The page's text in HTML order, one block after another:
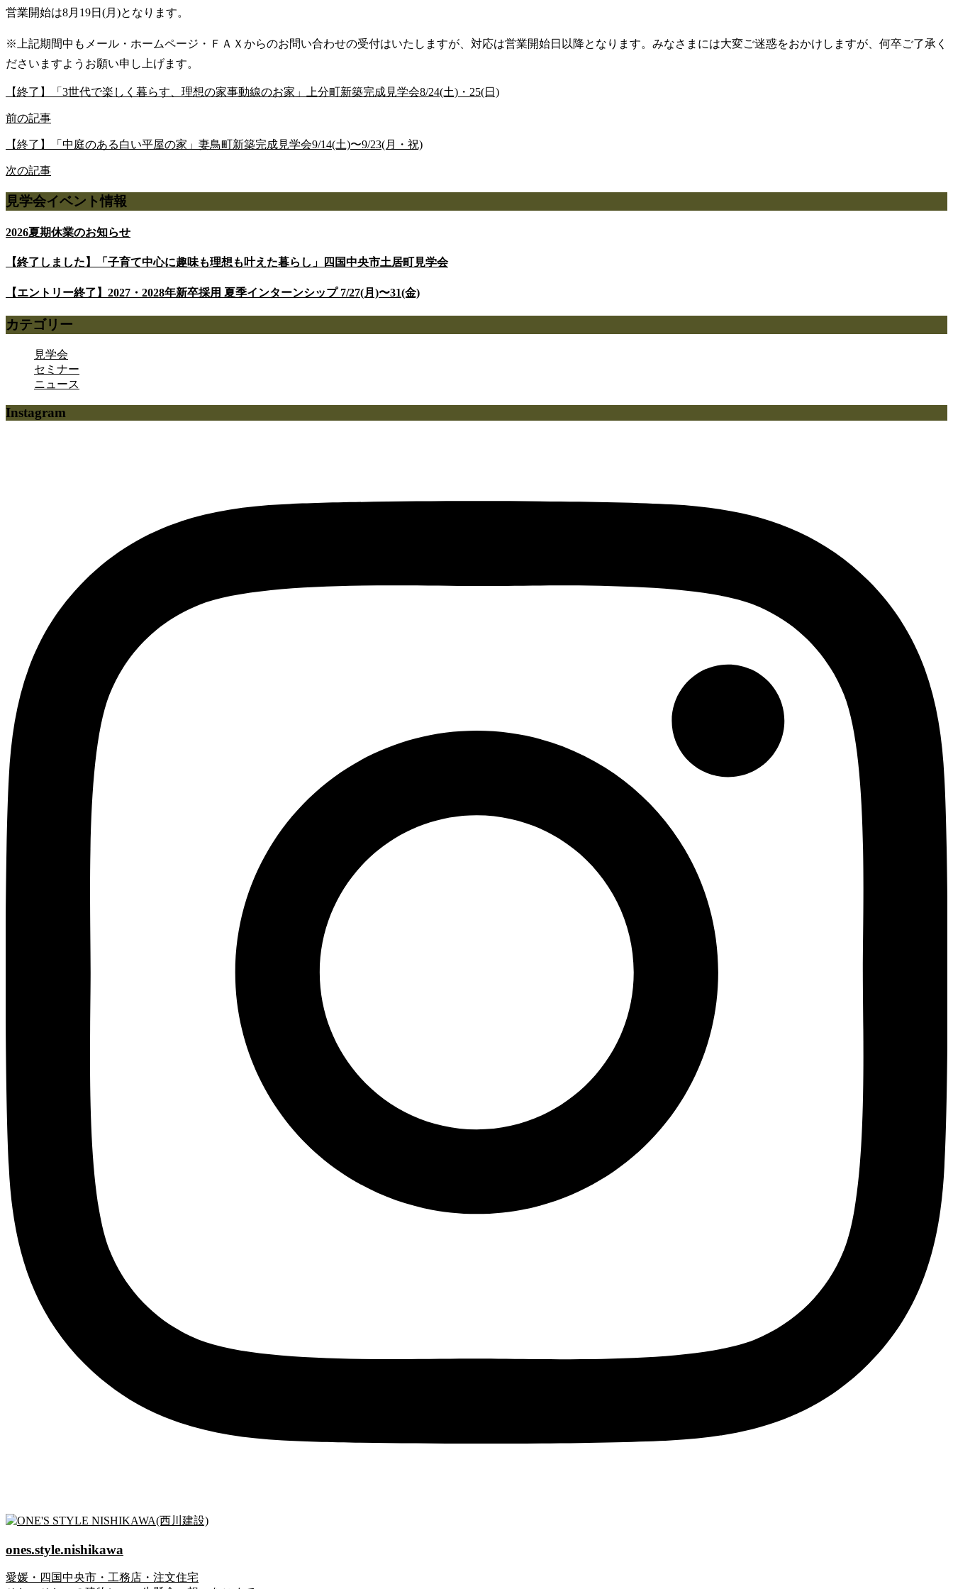
営業開始は8月19日(月)となります。
※上記期間中もメール・ホームページ・ＦＡＸからのお問い合わせの受付はいたしますが、対応は営業開始日以降となります。みなさまには大変ご迷惑をおかけしますが、何卒ご了承く
ださいますようお願い申し上げます。
【終了】「3世代で楽しく暮らす、理想の家事動線のお家」上分町新築完成見学会8/24(土)・25(日)
前の記事
【終了】「中庭のある白い平屋の家」妻鳥町新築完成見学会9/14(土)〜9/23(月・祝)
次の記事
見学会イベント情報
2026夏期休業のお知らせ
【終了しました】「子育て中心に趣味も理想も叶えた暮らし」四国中央市土居町見学会
【エントリー終了】2027・2028年新卒採用 夏季インターンシップ 7/27(月)〜31(金)
カテゴリー
見学会
セミナー
ニュース
Instagram
ones.style.nishikawa
愛媛・四国中央市・工務店・注文住宅